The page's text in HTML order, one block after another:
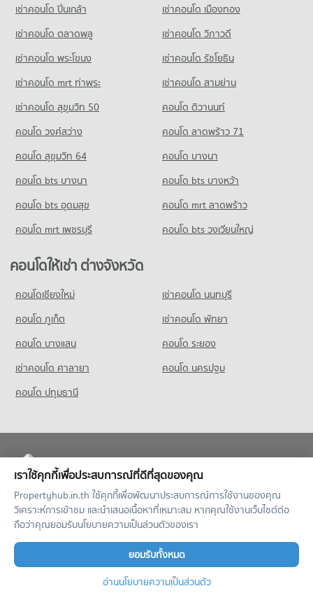
เช่าคอนโด ปิ่นเกล้า
เช่าคอนโด เมืองทอง
เช่าคอนโด ตลาดพลู
เช่าคอนโด วิภาวดี
เช่าคอนโด พระโขนง
เช่าคอนโด รัชโยธิน
เช่าคอนโด mrt ท่าพระ
เช่าคอนโด สามย่าน
เช่าคอนโด สุขุมวิท 50
คอนโด ติวานนท์
คอนโด วงศ์สว่าง
คอนโด ลาดพร้าว 71
คอนโด สุขุมวิท 64
คอนโด บางนา
คอนโด bts บางนา
คอนโด bts บางหว้า
คอนโด bts อุดมสุข
คอนโด mrt ลาดพร้าว
คอนโด mrt เพชรบุรี
คอนโด bts วงเวียนใหญ่
คอนโดให้เช่า ต่างจังหวัด
คอนโดเชียงใหม่
เช่าคอนโด นนทบุรี
คอนโด ภูเก็ต
เช่าคอนโด พัทยา
คอนโด บางแสน
คอนโด ระยอง
เช่าคอนโด ศาลายา
คอนโด นครปฐม
คอนโด ปทุมธานี
Copyright © 2019-2020
Zimple Internet Co., Ltd., All rights reserved.
บริษัท ซิมเปิ้ล อินเทอร์เน็ต จำกัด
เลขที่ 242,244,246 อาคาร A
ชั้น 2 ห้องเลขที่ A210A ถนนวัชรพล
เราใช้คุกกี้เพื่อประสบการณ์ที่ดีที่สุดของคุณ
Propertyhub.in.th ใช้คุกกี้เพื่อพัฒนาประสบการณ์การใช้งานของคุณ
วิเคราะห์การเข้าชม และนำเสนอเนื้อหาที่เหมาะสม หากคุณใช้งานเว็บไซต์ต่อ
ถือว่าคุณยอมรับนโยบายความเป็นส่วนตัวของเรา
ยอมรับทั้งหมด
อ่านนโยบายความเป็นส่วนตัว